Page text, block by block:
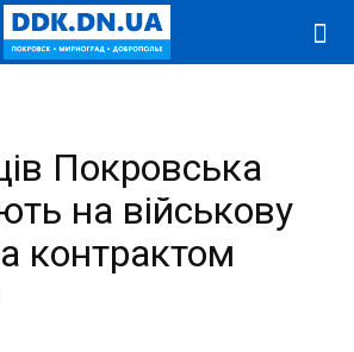
Покровська
на військову
контрактом